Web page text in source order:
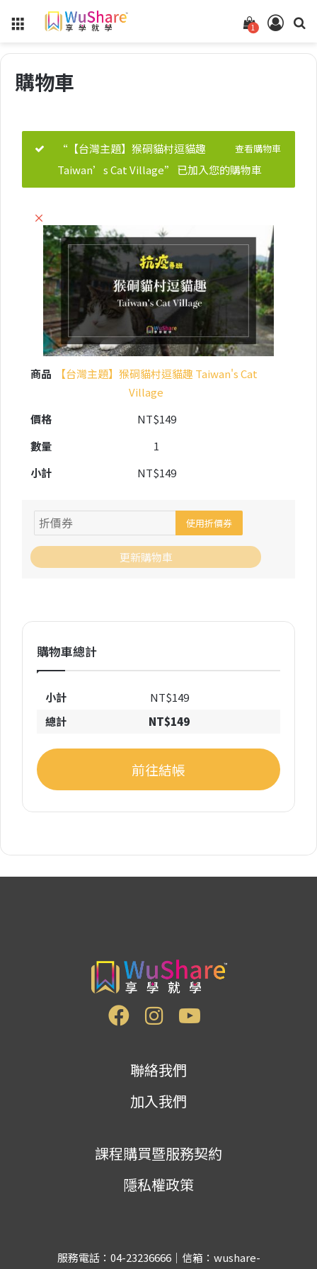
Menu
登
1 查
物
車
狀
態
購物車
查看購物車
“【台灣主題】猴硐貓村逗貓趣
Taiwan’s Cat Village” 已加入您的購物車
【台灣主題】猴硐貓村逗貓趣 Taiwan's Cat
Village
NT$149
1
NT$149
使用折價券
更新購物車
購物車總計
NT$149
NT$149
前往結帳
聯絡我們
加入我們
課程購買暨服務契約
隱私權政策
服務電話：04-23236666｜信箱：wushare-